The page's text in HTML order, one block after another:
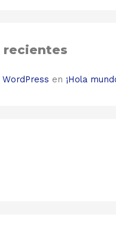
recientes
en ¡Hola